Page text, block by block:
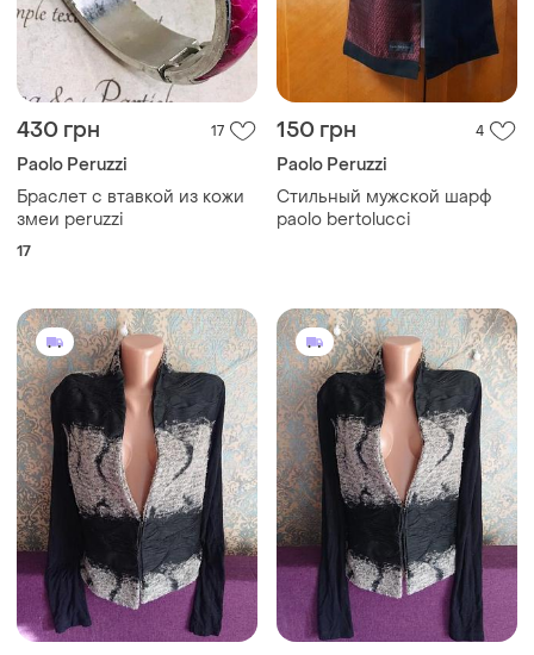
430 грн 17
Paolo Peruzzi
Браслет с втавкой из кожи
змеи peruzzi
17
150 грн 4
Paolo Peruzzi
Стильный мужской шарф
paolo bertolucci